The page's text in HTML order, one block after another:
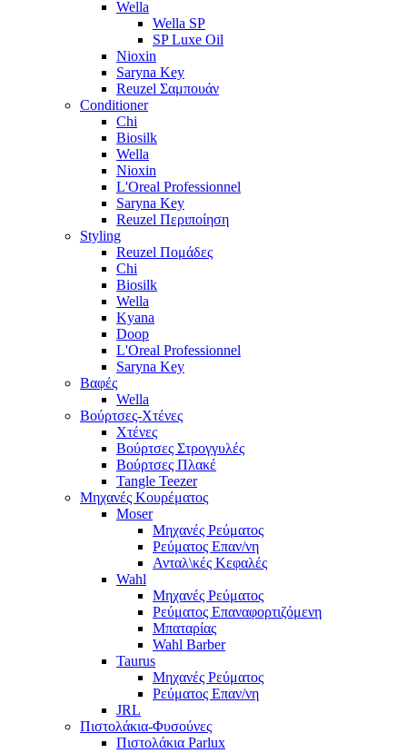
Wella
Wella SP
SP Luxe Oil
Nioxin
Saryna Key
Reuzel Σαμπουάν
Conditioner
Chi
Biosilk
Wella
Nioxin
L'Oreal Professionnel
Saryna Key
Reuzel Περιποίηση
Styling
Reuzel Πομάδες
Chi
Biosilk
Wella
Kyana
Doop
L'Oreal Professionnel
Saryna Key
Βαφές
Wella
Βούρτσες-Χτένες
Χτένες
Βούρτσες Στρογγυλές
Βούρτσες Πλακέ
Tangle Teezer
Μηχανές Κουρέματος
Moser
Μηχανές Ρεύματος
Ρεύματος Επαν/νη
Ανταλ\κές Κεφαλές
Wahl
Μηχανές Ρεύματος
Ρεύματος Επαναφορτιζόμενη
Μπαταρίας
Wahl Barber
Taurus
Μηχανές Ρεύματος
Ρεύματος Επαν/νη
JRL
Πιστολάκια-Φυσούνες
Πιστολάκια Parlux